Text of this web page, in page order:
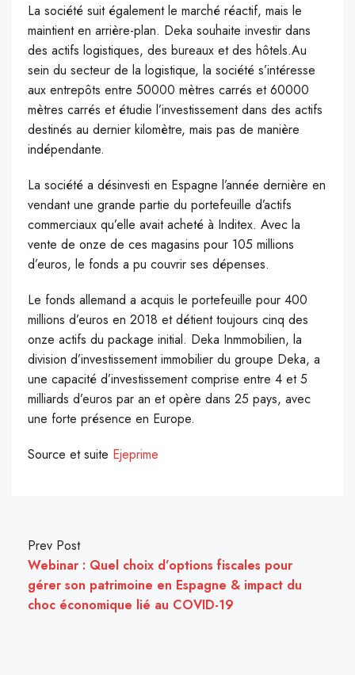
La société suit également le marché réactif, mais le
maintient en arrière-plan. Deka souhaite investir dans
des actifs logistiques, des bureaux et des hôtels.Au
sein du secteur de la logistique, la société s’intéresse
aux entrepôts entre 50000 mètres carrés et 60000
mètres carrés et étudie l’investissement dans des actifs
destinés au dernier kilomètre, mais pas de manière
indépendante.
La société a désinvesti en Espagne l’année dernière en
vendant une grande partie du portefeuille d’actifs
commerciaux qu’elle avait acheté à Inditex. Avec la
vente de onze de ces magasins pour 105 millions
d’euros, le fonds a pu couvrir ses dépenses.
Le fonds allemand a acquis le portefeuille pour 400
millions d’euros en 2018 et détient toujours cinq des
onze actifs du package initial. Deka Inmmobilien, la
division d’investissement immobilier du groupe Deka, a
une capacité d’investissement comprise entre 4 et 5
milliards d’euros par an et opère dans 25 pays, avec
une forte présence en Europe.
Source et suite Ejeprime
Prev Post
Webinar : Quel choix d’options fiscales pour
gérer son patrimoine en Espagne & impact du
choc économique lié au COVID-19